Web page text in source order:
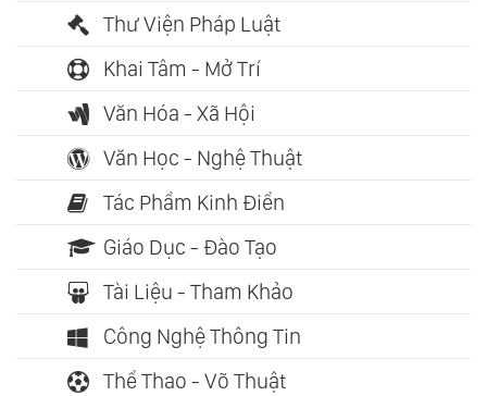
Thư Viện Pháp Luật
Khai Tâm - Mở Trí
Văn Hóa - Xã Hội
Văn Học - Nghệ Thuật
Tác Phẩm Kinh Điển
Giáo Dục - Đào Tạo
Tài Liệu - Tham Khảo
Công Nghệ Thông Tin
Thể Thao - Võ Thuật